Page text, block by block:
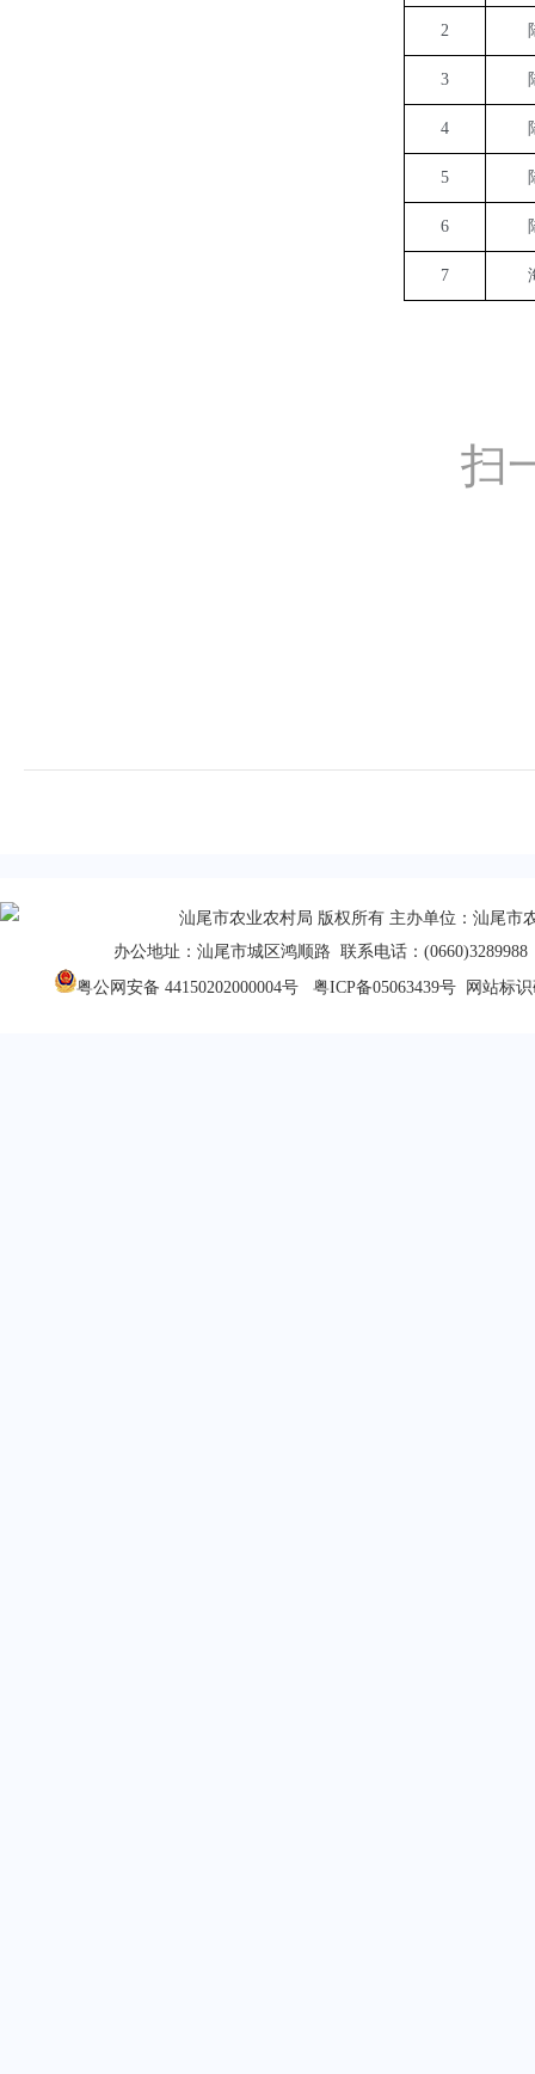
2
3
4
5
6
7
扫
汕尾市农业农村局 版权所有 主办单位：汕尾市
办公地址：汕尾市城区鸿顺路 联系电话：(0660)3289988
粤公网安备 44150202000004号
粤ICP备05063439号网站标识